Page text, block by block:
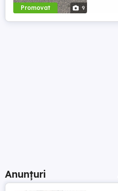
Promovat 9
Anunțuri